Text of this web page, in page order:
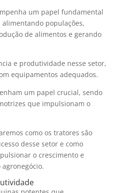
um papel fundamental
populações,
de alimentos e gerando
e produtividade nesse setor,
equipamentos adequados.
um papel crucial, sendo
que impulsionam o
como os tratores são
desse setor e como
o crescimento e